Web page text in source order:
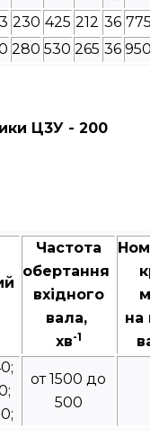
230 425 212 36 775
280 530 265 36 950
Ц3У - 200
Частота
обертання
вхідного
вала,
хв-1
на
от 1500 до
500